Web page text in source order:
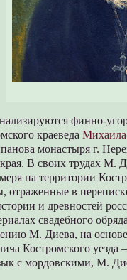
финно-
краеведаМихаила
монастыря г.
В своих трудах М.
на территории
отраженные в
и древностей
свадебного
М. Диева, на
Костромского
с мордовскими, М.